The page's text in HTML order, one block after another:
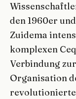
den 1960er
Zuidema
komplexen
Verbindung
Organisation
revolutionierte